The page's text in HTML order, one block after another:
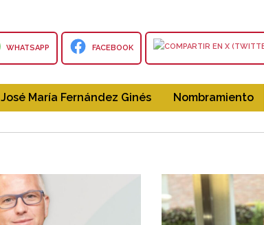
WHATSAPP FACEBOOK
José María Fernández Ginés Nombramiento